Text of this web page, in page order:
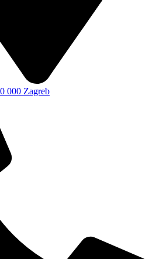
000 Zagreb